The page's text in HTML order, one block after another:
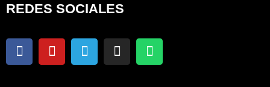
REDES SOCIALES
F
a
Y
o
T
e
I
n
W
h